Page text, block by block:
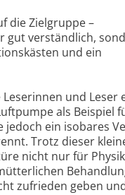
die Zielgruppe –
gut verständlich,
und ein
und Leser
als Beispiel
ein isobares
Trotz dieser
nicht nur für
zufrieden geben